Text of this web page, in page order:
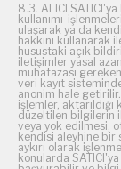
8.3. ALICI
kullanımı-
ulaşarak ya da
hakkını kullanarak
husustaki açık
iletişimler yasal
muhafazası
veri kayıt
anonim hale
işlemler,
düzeltilen bilgilerin
veya yok edilmesi,
kendisi aleyhine bir
aykırı olarak
konularda